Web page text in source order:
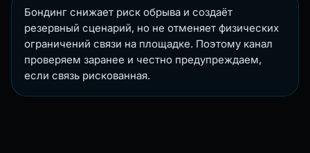
Бондинг снижает риск обрыва и создаёт
резервный сценарий, но не отменяет физических
ограничений связи на площадке. Поэтому канал
проверяем заранее и честно предупреждаем,
если связь рискованная.